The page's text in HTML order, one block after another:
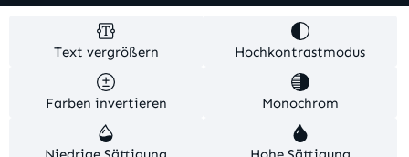
Alle Preise inkl. gesetzl. Mehrwertsteuer zzgl.
Versandkosten . Alle Artikelangaben sind
Herstellerangaben und ohne Gewähr.
Text vergrößern Hochkontrastmodus
Farben invertieren Monochrom